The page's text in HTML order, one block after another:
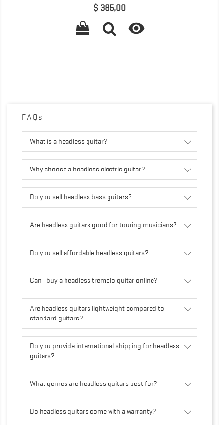
Preço
$ 385,00

FAQs
What is a headless guitar?
Why choose a headless electric guitar?
Do you sell headless bass guitars?
Are headless guitars good for touring musicians?
Do you sell affordable headless guitars?
Can I buy a headless tremolo guitar online?
Are headless guitars lightweight compared to
standard guitars?
Do you provide international shipping for headless
guitars?
What genres are headless guitars best for?
Do headless guitars come with a warranty?